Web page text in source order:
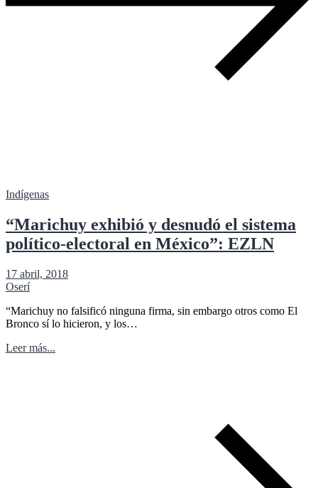
Indígenas
“Marichuy exhibió y desnudó el sistema
político-electoral en México”: EZLN
17 abril, 2018
Oserí
“Marichuy no falsificó ninguna firma, sin embargo otros como El
Bronco sí lo hicieron, y los…
Leer más...